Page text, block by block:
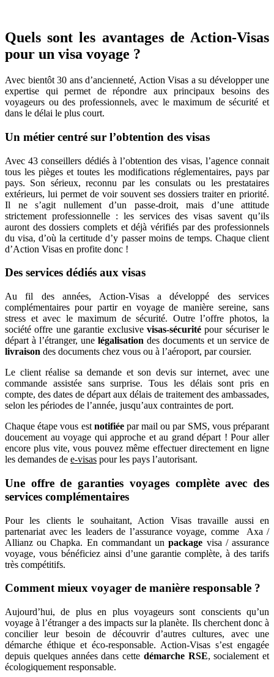
Quels sont les avantages de Action-Visas
pour un visa voyage ?
Avec bientôt 30 ans d’ancienneté, Action Visas a su développer une
expertise qui permet de répondre aux principaux besoins des
voyageurs ou des professionnels, avec le maximum de sécurité et
dans le délai le plus court.
Un métier centré sur l’obtention des visas
Avec 43 conseillers dédiés à l’obtention des visas, l’agence connait
tous les pièges et toutes les modifications réglementaires, pays par
pays. Son sérieux, reconnu par les consulats ou les prestataires
extérieurs, lui permet de voir souvent ses dossiers traiter en priorité.
Il ne s’agit nullement d’un passe-droit, mais d’une attitude
strictement professionnelle : les services des visas savent qu’ils
auront des dossiers complets et déjà vérifiés par des professionnels
du visa, d’où la certitude d’y passer moins de temps. Chaque client
d’Action Visas en profite donc !
Des services dédiés aux visas
Au fil des années, Action-Visas a développé des services
complémentaires pour partir en voyage de manière sereine, sans
stress et avec le maximum de sécurité. Outre l’offre photos, la
société offre une garantie exclusive visas-sécuritépour sécuriser le
départ à l’étranger, une légalisation des documents et un service de
livraison des documents chez vous ou à l’aéroport, par coursier.
Le client réalise sa demande et son devis sur internet, avec une
commande assistée sans surprise. Tous les délais sont pris en
compte, des dates de départ aux délais de traitement des ambassades,
selon les périodes de l’année, jusqu’aux contraintes de port.
Chaque étape vous est notifiéepar mail ou par SMS, vous préparant
doucement au voyage qui approche et au grand départ ! Pour aller
encore plus vite, vous pouvez même effectuer directement en ligne
les demandes de e-visas pour les pays l’autorisant.
Une offre de garanties voyages complète avec des
services complémentaires
Pour les clients le souhaitant, Action Visas travaille aussi en
partenariat avec les leaders de l’assurance voyage, comme Axa /
Allianz ou Chapka. En commandant unpackage visa / assurance
voyage, vous bénéficiez ainsi d’une garantie complète, à des tarifs
très compétitifs.
Comment mieux voyager de manière responsable ?
Aujourd’hui, de plus en plus voyageurs sont conscients qu’un
voyage à l’étranger a des impacts sur la planète. Ils cherchent donc à
concilier leur besoin de découvrir d’autres cultures, avec une
démarche éthique et éco-responsable. Action-Visas s’est engagée
depuis quelques années dans cette démarche RSE, socialement et
écologiquement responsable.